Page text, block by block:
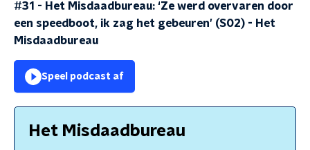
#31 - Het Misdaadbureau: ‘Ze werd overvaren door
een speedboot, ik zag het gebeuren’ (S02) - Het
Misdaadbureau
Speel podcast af
Het Misdaadbureau